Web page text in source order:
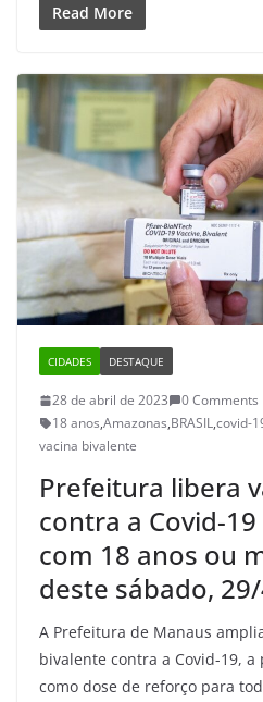
Read More
CIDADES DESTAQUE
28 de abril de 2023
0 Comments
18 anos,Amazonas,BRASIL,covid-
vacina bivalente
Prefeitura libera
contra a Covid-
com 18 anos ou
deste sábado,
A Prefeitura de Manaus
bivalente contra a Covid-19,
como dose de reforço para